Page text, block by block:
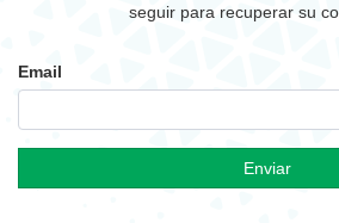
seguir para recuperar su
Email
Enviar